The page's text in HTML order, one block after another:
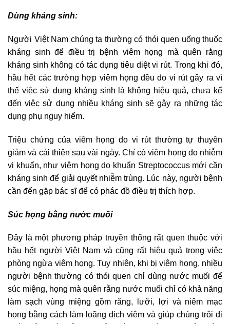
Dùng kháng sinh:
Người Việt Nam chúng ta thường có thói quen uống thuốc
kháng sinh để điều trị bệnh viêm họng mà quên rằng
kháng sinh không có tác dụng tiêu diệt vi rút. Trong khi đó,
hầu hết các trường hợp viêm họng đều do vi rút gây ra vì
thế việc sử dụng kháng sinh là không hiệu quả, chưa kể
đến việc sử dụng nhiều kháng sinh sẽ gây ra những tác
dụng phụ nguy hiểm.
Triệu chứng của viêm họng do vi rút thường tự thuyên
giảm và cải thiện sau vài ngày. Chỉ có viêm họng do nhiễm
vi khuẩn, như viêm họng do khuẩn Streptococcus mới cần
kháng sinh để giải quyết nhiễm trùng. Lúc này, người bệnh
cần đến gặp bác sĩ để có phác đồ điều trị thích hợp.
Súc họng bằng nước muối
Đây là một phương pháp truyền thống rất quen thuộc với
hầu hết người Việt Nam và cũng rất hiệu quả trong việc
phòng ngừa viêm họng. Tuy nhiên, khi bị viêm họng, nhiều
người bệnh thường có thói quen chỉ dùng nước muối để
súc miệng, họng mà quên rằng nước muối chỉ có khả năng
làm sạch vùng miệng gồm răng, lưỡi, lợi và niêm mạc
họng bằng cách làm loãng dịch viêm và giúp chúng trôi đi